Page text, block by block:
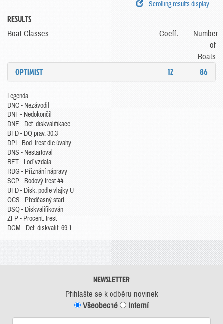
Scrolling results display
RESULTS
Boat Classes Coeff.
Number
of
Boats
OPTIMIST 12 86
Legenda
DNC - Nezávodil
DNF - Nedokončil
DNE - Def. diskvalifikace
BFD - DQ prav. 30.3
DPI - Bod. trest dle úvahy
DNS - Nestartoval
RET - Loď vzdala
RDG - Přiznání nápravy
SCP - Bodový trest 44.
UFD - Disk. podle vlajky U
OCS - Předčasný start
DSQ - Diskvalifikován
ZFP - Procent. trest
DGM - Def. diskvalif. 69.1
NEWSLETTER
Přihlašte se k odběru novinek
Všeobecné
Interní